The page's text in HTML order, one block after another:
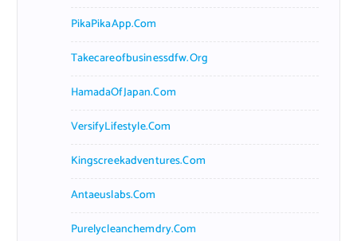
PikaPikaApp.com
Takecareofbusinessdfw.org
HamadaOfJapan.com
VersifyLifestyle.com
Kingscreekadventures.com
Antaeuslabs.com
Purelycleanchemdry.com